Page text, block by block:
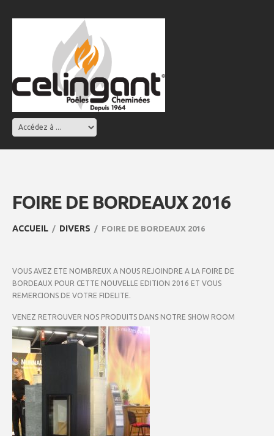
FOIRE DE BORDEAUX 2016
ACCUEIL DIVERS FOIRE DE BORDEAUX 2016
VOUS AVEZ ETE NOMBREUX A NOUS REJOINDRE A LA FOIRE DE
BORDEAUX POUR CETTE NOUVELLE EDITION 2016 ET VOUS
REMERCIONS DE VOTRE FIDELITE.
VENEZ RETROUVER NOS PRODUITS DANS NOTRE SHOW ROOM